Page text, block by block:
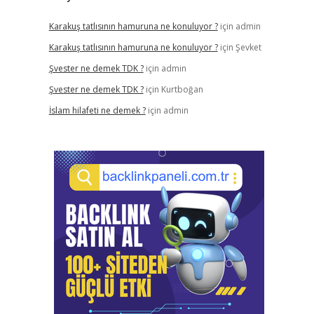
Karakuş tatlısının hamuruna ne konuluyor ?için admin
Karakuş tatlısının hamuruna ne konuluyor ?için Şevket
Şvester ne demek TDK ?için admin
Şvester ne demek TDK ?için Kurtboğan
İslam hilafeti ne demek ?için admin